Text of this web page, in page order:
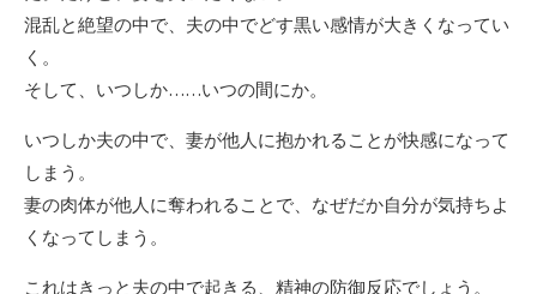
混乱と絶望の中で、夫の中でどす黒い感情が大きくなってい
く。
そして、いつしか……いつの間にか。
いつしか夫の中で、妻が他人に抱かれることが快感になって
しまう。
妻の肉体が他人に奪われることで、なぜだか自分が気持ちよ
くなってしまう。
これはきっと夫の中で起きる、精神の防御反応でしょう。